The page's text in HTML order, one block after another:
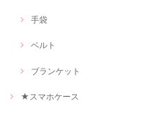
手袋
ベルト
ブランケット
★スマホケース